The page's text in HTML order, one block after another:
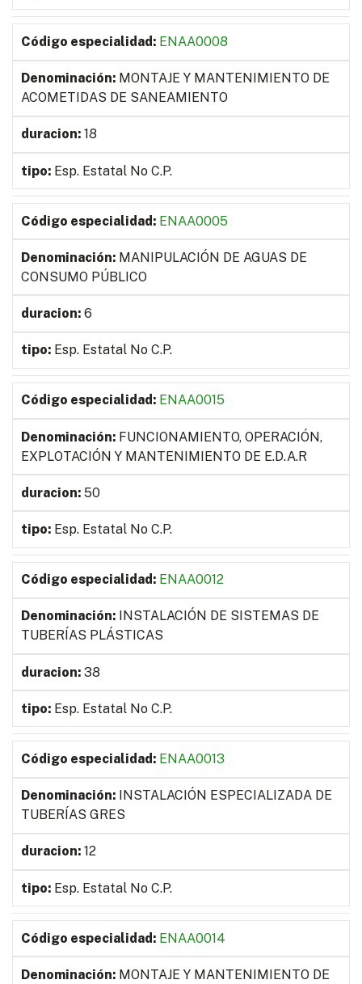
ENAA0008
MONTAJE Y MANTENIMIENTO DE
ACOMETIDAS DE SANEAMIENTO
18
Esp. Estatal No C.P.
ENAA0005
MANIPULACIÓN DE AGUAS DE
CONSUMO PÚBLICO
6
Esp. Estatal No C.P.
ENAA0015
FUNCIONAMIENTO, OPERACIÓN,
EXPLOTACIÓN Y MANTENIMIENTO DE E.D.A.R
50
Esp. Estatal No C.P.
ENAA0012
INSTALACIÓN DE SISTEMAS DE
TUBERÍAS PLÁSTICAS
38
Esp. Estatal No C.P.
ENAA0013
INSTALACIÓN ESPECIALIZADA DE
TUBERÍAS GRES
12
Esp. Estatal No C.P.
ENAA0014
MONTAJE Y MANTENIMIENTO DE